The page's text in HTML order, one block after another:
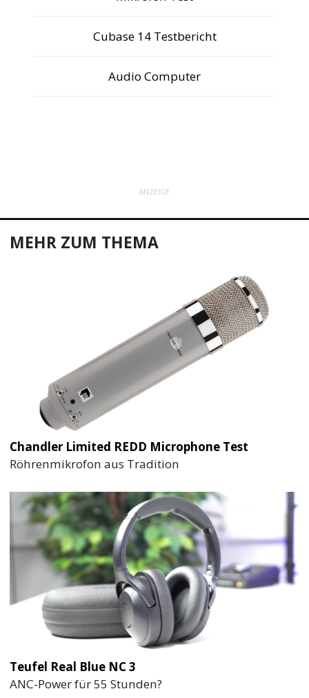
Cubase 14 Testbericht
Audio Computer
ANZEIGE
MEHR ZUM THEMA
Chandler Limited REDD Microphone Test
Röhrenmikrofon aus Tradition
Teufel Real Blue NC 3
ANC-Power für 55 Stunden?